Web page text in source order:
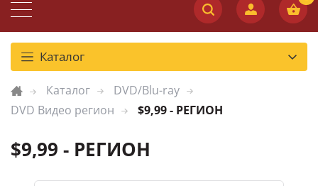
Каталог
Каталог
DVD/Blu-ray
DVD Видео регион
$9,99 - РЕГИОН
$9,99 - РЕГИОН